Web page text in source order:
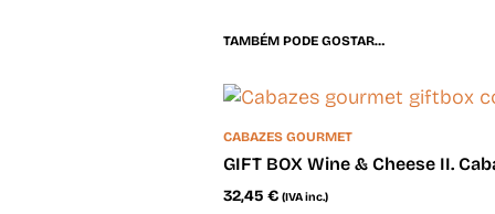
TAMBÉM PODE GOSTAR…
CABAZES GOURMET
GIFT BOX Wine & Cheese II.
32,45 € (IVA inc.)